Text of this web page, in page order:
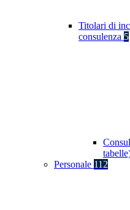
Titolari di
consulenza 5
Personale 112